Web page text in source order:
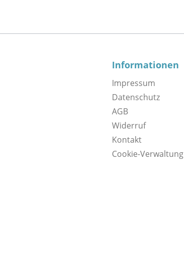
Informationen
Impressum
Datenschutz
AGB
Widerruf
Kontakt
Cookie-Verwaltung